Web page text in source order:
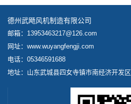
德州武飏风机制造有限公司
邮箱：13953463217@126.com
网址：www.wuyangfengji.com
电话：05346591688
地址：山东武城县四女寺镇市南经济开发区